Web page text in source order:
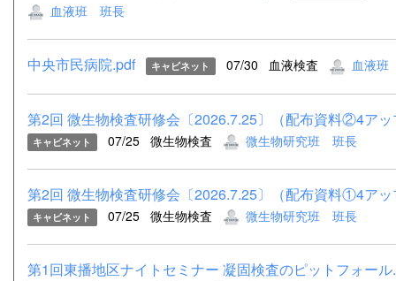
血液班 班長
中央市民病院.pdf キャビネット 07/30 血液検査 血液
第2回 微生物検査研修会〔2026.7.25〕（配布資料②4アッ
キャビネット 07/25 微生物検査 微生物研究班 班長
第2回 微生物検査研修会〔2026.7.25〕（配布資料①4アッ
キャビネット 07/25 微生物検査 微生物研究班 班長
第1回東播地区ナイトセミナー 凝固検査のピットフォール